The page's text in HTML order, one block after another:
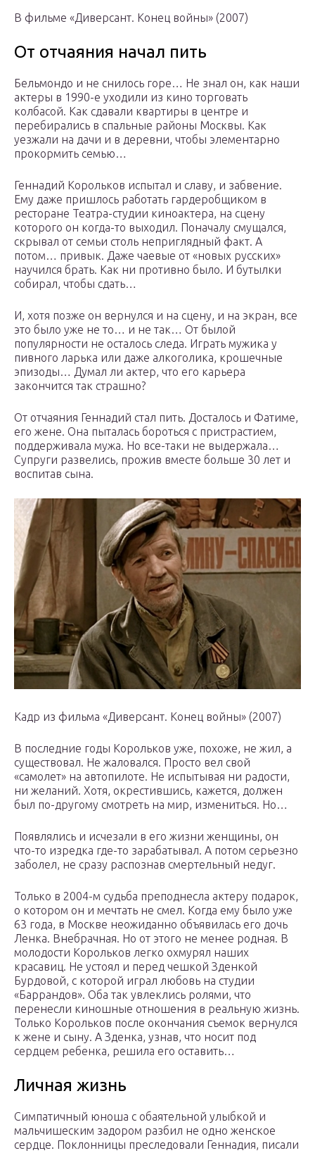
В фильме «Диверсант. Конец войны» (2007)
От отчаяния начал пить
Бельмондо и не снилось горе… Не знал он, как наши
актеры в 1990-е уходили из кино торговать
колбасой. Как сдавали квартиры в центре и
перебирались в спальные районы Москвы. Как
уезжали на дачи и в деревни, чтобы элементарно
прокормить семью…
Геннадий Корольков испытал и славу, и забвение.
Ему даже пришлось работать гардеробщиком в
ресторане Театра-студии киноактера, на сцену
которого он когда-то выходил. Поначалу смущался,
скрывал от семьи столь неприглядный факт. А
потом… привык. Даже чаевые от «новых русских»
научился брать. Как ни противно было. И бутылки
собирал, чтобы сдать…
И, хотя позже он вернулся и на сцену, и на экран, все
это было уже не то… и не так… От былой
популярности не осталось следа. Играть мужика у
пивного ларька или даже алкоголика, крошечные
эпизоды… Думал ли актер, что его карьера
закончится так страшно?
От отчаяния Геннадий стал пить. Досталось и Фатиме,
его жене. Она пыталась бороться с пристрастием,
поддерживала мужа. Но все-таки не выдержала…
Супруги развелись, прожив вместе больше 30 лет и
воспитав сына.
Кадр из фильма «Диверсант. Конец войны» (2007)
В последние годы Корольков уже, похоже, не жил, а
существовал. Не жаловался. Просто вел свой
«самолет» на автопилоте. Не испытывая ни радости,
ни желаний. Хотя, окрестившись, кажется, должен
был по-другому смотреть на мир, измениться. Но…
Появлялись и исчезали в его жизни женщины, он
что-то изредка где-то зарабатывал. А потом серьезно
заболел, не сразу распознав смертельный недуг.
Только в 2004-м судьба преподнесла актеру подарок,
о котором он и мечтать не смел. Когда ему было уже
63 года, в Москве неожиданно объявилась его дочь
Ленка. Внебрачная. Но от этого не менее родная. В
молодости Корольков легко охмурял наших
красавиц. Не устоял и перед чешкой Зденкой
Бурдовой, с которой играл любовь на студии
«Баррандов». Оба так увлеклись ролями, что
перенесли киношные отношения в реальную жизнь.
Только Корольков после окончания съемок вернулся
к жене и сыну. А Зденка, узнав, что носит под
сердцем ребенка, решила его оставить…
Личная жизнь
Симпатичный юноша с обаятельной улыбкой и
мальчишеским задором разбил не одно женское
сердце. Поклонницы преследовали Геннадия, писали